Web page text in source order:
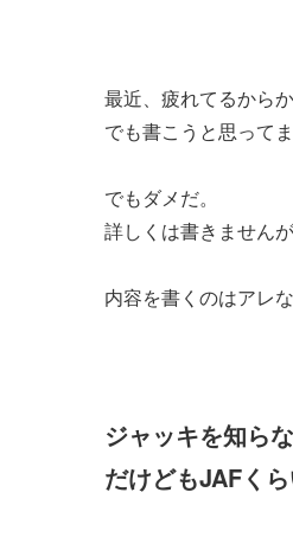
最近、疲れてるから
でも書こうと思って
でもダメだ。
詳しくは書きません
内容を書くのはアレ
ジャッキを知ら
だけどもJAFく